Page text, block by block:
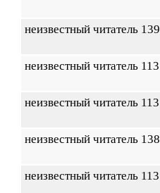
неизвестный читатель 139
неизвестный читатель 113
неизвестный читатель 113
неизвестный читатель 138
неизвестный читатель 113